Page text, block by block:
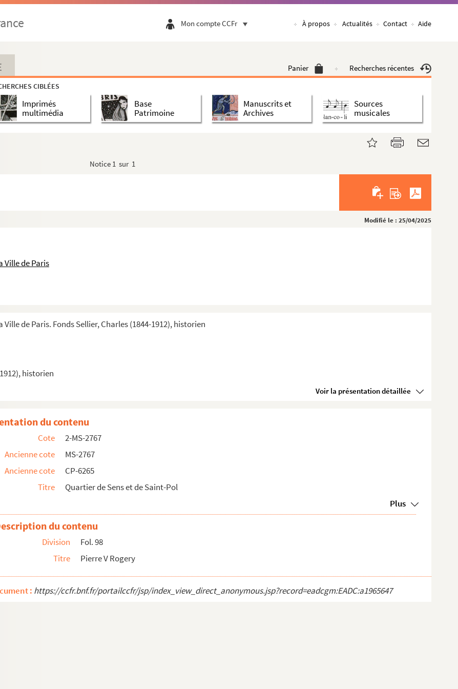
Mon compte CCFr À propos Actualités Contact Aide
Panier Recherches récentes
CIBLÉES
Imprimés
multimédia
Base
Patrimoine
Manuscrits et
Archives
Sources
musicales
Notice 1 sur 1
Modifié le : 25/04/2025
Ville de Paris
de Paris. Fonds Sellier, Charles (1844-1912), historien
historien
Voir la présentation détaillée
de Mayenne, d'Ormesson
du contenu
Cote
2-MS-2767
Ancienne cote
MS-2767
Ancienne cote
CP-6265
Titre
Quartier de Sens et de Saint-Pol
Plus
du contenu
Division
Fol. 98
Titre
Pierre V Rogery
: https://ccfr.bnf.fr/portailccfr/jsp/index_view_direct_anonymous.jsp?record=eadcgm:EADC:a1965647